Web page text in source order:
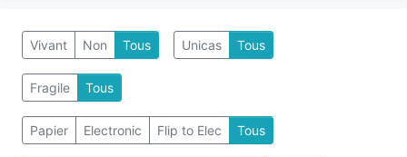
Vivant Non Tous Unicas Tous
Fragile Tous
Papier Electronic Flip to Elec Tous